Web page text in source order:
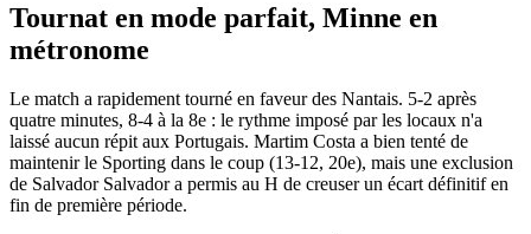
Tournat en mode parfait, Minne en
métronome
Le match a rapidement tourné en faveur des Nantais. 5-2 après
quatre minutes, 8-4 à la 8e : le rythme imposé par les locaux n'a
laissé aucun répit aux Portugais. Martim Costa a bien tenté de
maintenir le Sporting dans le coup (13-12, 20e), mais une exclusion
de Salvador Salvador a permis au H de creuser un écart définitif en
fin de première période.